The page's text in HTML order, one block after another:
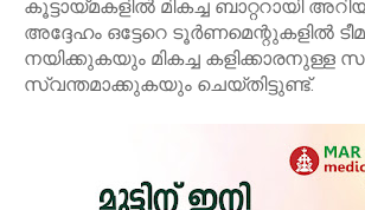
കൂട്ടായ്മകളില്‍ മികച്ച ബാറ്ററായി
അദ്ദേഹം ഒട്ടേറെ ടൂര്‍ണമെന്റുകളില്‍
നയിക്കുകയും മികച്ച കളിക്കാരനുള്ള
സ്വന്തമാക്കുകയും ചെയ്തിട്ടുണ്ട്.